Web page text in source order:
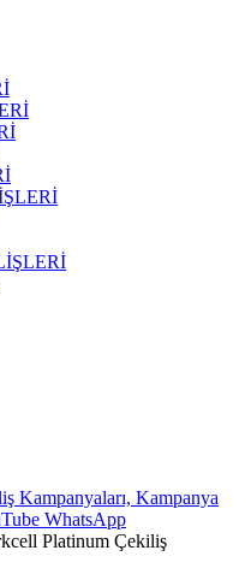
WhatsApp
Platinum Çekiliş